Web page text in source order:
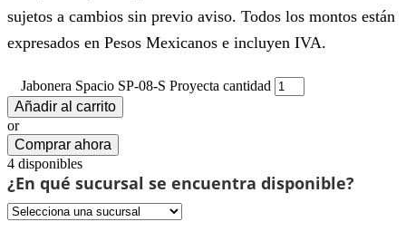
sujetos a cambios sin previo aviso. Todos los montos están
expresados en Pesos Mexicanos e incluyen IVA.
Jabonera Spacio SP-08-S Proyecta cantidad
Añadir al carrito
or
Comprar ahora
4 disponibles
¿En qué sucursal se encuentra disponible?